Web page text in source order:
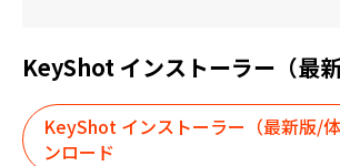
KeyShot インストーラー（最
KeyShot インストーラー（最新版/
ンロード